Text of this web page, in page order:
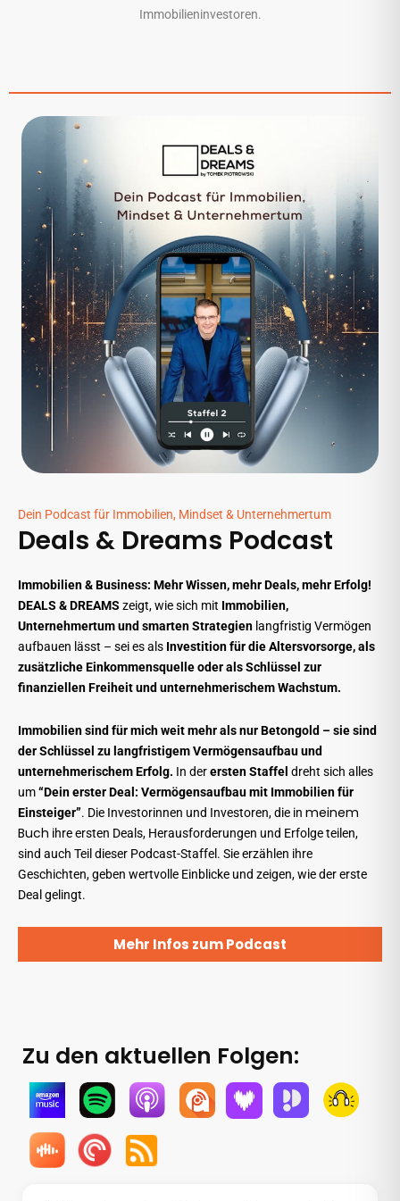
Immobilieninvestoren.
Dein Podcast für Immobilien, Mindset & Unternehmertum
Deals & Dreams Podcast
Immobilien & Business: Mehr Wissen, mehr Deals, mehr Erfolg!
DEALS & DREAMS zeigt, wie sich mit Immobilien,
Unternehmertum und smarten Strategien langfristig Vermögen
aufbauen lässt – sei es als Investition für die Altersvorsorge, als
zusätzliche Einkommensquelle oder als Schlüssel zur
finanziellen Freiheit und unternehmerischem Wachstum.
Immobilien sind für mich weit mehr als nur Betongold – sie sind
der Schlüssel zu langfristigem Vermögensaufbau und
unternehmerischem Erfolg. In derersten Staffel dreht sich alles
um“Dein erster Deal: Vermögensaufbau mit Immobilien für
Einsteiger”. Die Investorinnen und Investoren, die in meinem
Buch ihre ersten Deals, Herausforderungen und Erfolge teilen,
sind auch Teil dieser Podcast-Staffel. Sie erzählen ihre
Geschichten, geben wertvolle Einblicke und zeigen, wie der erste
Deal gelingt.
Mehr Infos zum Podcast
Zu den aktuellen Folgen: